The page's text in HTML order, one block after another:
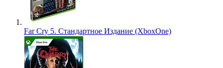
Far Cry 5. Стандартное Издание (XboxOne)